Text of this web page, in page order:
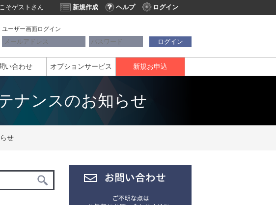
そゲスト さん 新規作成 ヘルプ ログイン
ユーザー画面ログイン
ログイン
い合わせ オプションサービス 新規お申込
ナンスのお知らせ
せ